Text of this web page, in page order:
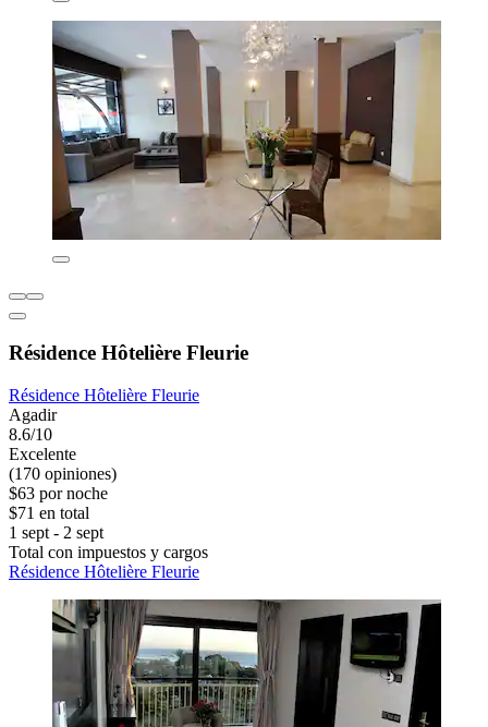
Résidence Hôtelière Fleurie
Résidence Hôtelière Fleurie
Agadir
8.6/10
Excelente
(170 opiniones)
$63 por noche
$71 en total
1 sept - 2 sept
Total con impuestos y cargos
Résidence Hôtelière Fleurie